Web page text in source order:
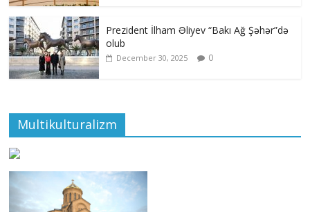
Prezident İlham Əliyev “Bakı Ağ Şəhər”də
olub
December 30, 2025 0
Multikulturalizm